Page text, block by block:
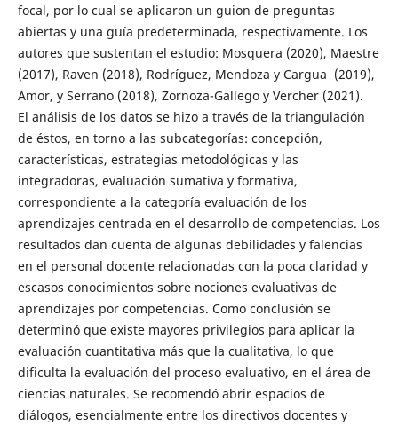
focal, por lo cual se aplicaron un guion de preguntas
abiertas y una guía predeterminada, respectivamente. Los
autores que sustentan el estudio: Mosquera (2020), Maestre
(2017), Raven (2018), Rodríguez, Mendoza y Cargua (2019),
Amor, y Serrano (2018), Zornoza-Gallego y Vercher (2021).
El análisis de los datos se hizo a través de la triangulación
de éstos, en torno a las subcategorías: concepción,
características, estrategias metodológicas y las
integradoras, evaluación sumativa y formativa,
correspondiente a la categoría evaluación de los
aprendizajes centrada en el desarrollo de competencias. Los
resultados dan cuenta de algunas debilidades y falencias
en el personal docente relacionadas con la poca claridad y
escasos conocimientos sobre nociones evaluativas de
aprendizajes por competencias. Como conclusión se
determinó que existe mayores privilegios para aplicar la
evaluación cuantitativa más que la cualitativa, lo que
dificulta la evaluación del proceso evaluativo, en el área de
ciencias naturales. Se recomendó abrir espacios de
diálogos, esencialmente entre los directivos docentes y